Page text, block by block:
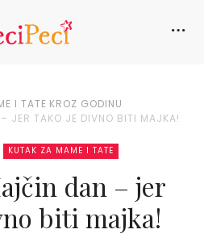
I TATE KROZ GODINU
JER TAKO JE DIVNO BITI MAJKA!
KUTAK ZA MAME I TATE
dan – jer
biti majka!